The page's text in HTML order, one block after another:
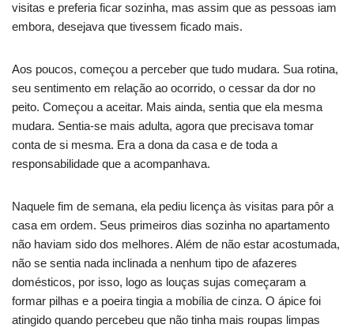
visitas e preferia ficar sozinha, mas assim que as pessoas iam
embora, desejava que tivessem ficado mais.
Aos poucos, começou a perceber que tudo mudara. Sua rotina,
seu sentimento em relação ao ocorrido, o cessar da dor no
peito. Começou a aceitar. Mais ainda, sentia que ela mesma
mudara. Sentia-se mais adulta, agora que precisava tomar
conta de si mesma. Era a dona da casa e de toda a
responsabilidade que a acompanhava.
Naquele fim de semana, ela pediu licença às visitas para pôr a
casa em ordem. Seus primeiros dias sozinha no apartamento
não haviam sido dos melhores. Além de não estar acostumada,
não se sentia nada inclinada a nenhum tipo de afazeres
domésticos, por isso, logo as louças sujas começaram a
formar pilhas e a poeira tingia a mobília de cinza. O ápice foi
atingido quando percebeu que não tinha mais roupas limpas